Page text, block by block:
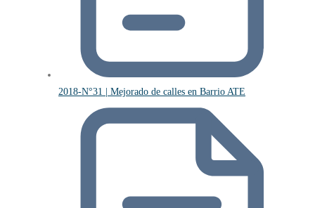
2018-N°31 | Mejorado de calles en Barrio ATE